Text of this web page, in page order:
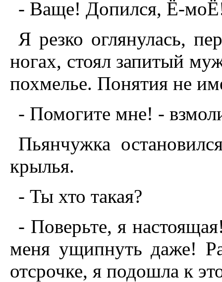
- Ваще! Допился, Ё-
Я резко оглянулась,
ногах, стоял запитый
похмелье. Понятия не
- Помогите мне! -
Пьянчужка
крылья.
- Ты хто такая?
- Поверьте, я
меня ущипнуть даже!
отсрочке, я подошла к